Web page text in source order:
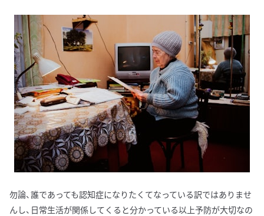
勿論、誰であっても認知症になりたくてなっている訳ではありませ
んし、日常生活が関係してくると分かっている以上予防が大切なの